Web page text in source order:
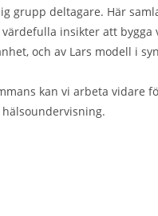
grupp deltagare. Här
insikter att
och av Lars modell i
kan vi arbeta vidare